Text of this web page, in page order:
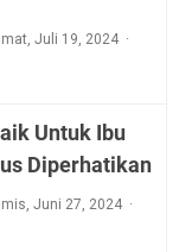
Juli 19, 2024
Untuk Ibu
Diperhatikan
Juni 27, 2024